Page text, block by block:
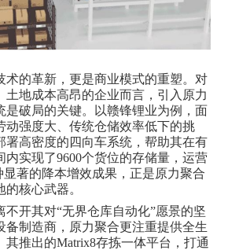
术的革新，更是商业模式的重塑。对
土地成本高昂的企业而言，引入原力
是破局的关键。以赣锋锂业为例，面
动强度大、传统仓储效率低下的挑
署高密度的四向车系统，帮助其在有
内实现了9600个货位的存储量，运营
显著的降本增效成果，正是原力聚合
核心武器。
不开其对“无界仓库自动化”愿景的坚
备制造商，原力聚合更注重提供全生
其推出的Matrix8存拣一体平台，打通